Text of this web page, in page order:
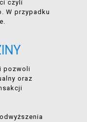
czyli
W przypadku
pozwoli
oraz